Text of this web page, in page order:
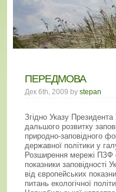
ПЕРЕДМОВА
Дек 6th, 2009 by stepan
Згідно Указу
дальшого розвитку
природно-заповідного
державної політики у
Розширення мережі ПЗФ
показники заповідності
від європейських
питань екологічної